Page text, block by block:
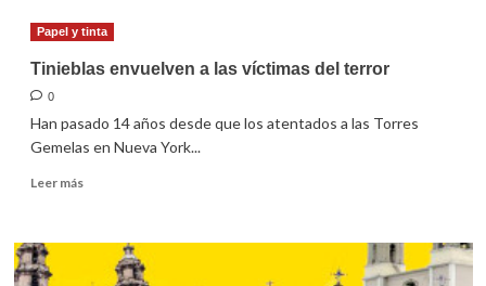
internacional
para
el
Papel y tinta
Tinieblas envuelven a las víctimas del terror
0
Han pasado 14 años desde que los atentados a las Torres
Gemelas en Nueva York...
Leer másLeer
Tinieblas
envuelven